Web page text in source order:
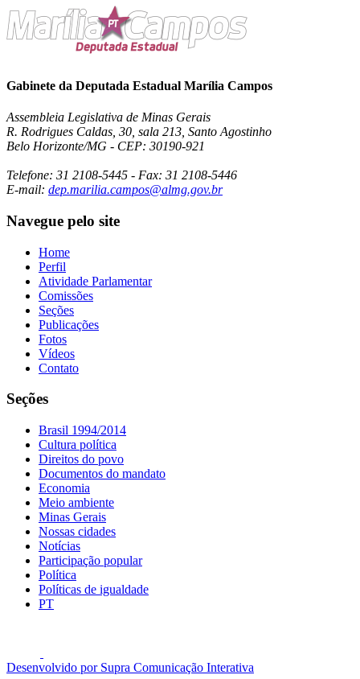
Gabinete da Deputada Estadual Marília Campos
Assembleia Legislativa de Minas Gerais
R. Rodrigues Caldas, 30, sala 213, Santo Agostinho
Belo Horizonte/MG - CEP: 30190-921
Telefone: 31 2108-5445 - Fax: 31 2108-5446
E-mail: dep.marilia.campos@almg.gov.br
Navegue pelo site
Home
Perfil
Atividade Parlamentar
Comissões
Seções
Publicações
Fotos
Vídeos
Contato
Seções
Brasil 1994/2014
Cultura política
Direitos do povo
Documentos do mandato
Economia
Meio ambiente
Minas Gerais
Nossas cidades
Notícias
Participação popular
Política
Políticas de igualdade
PT
Desenvolvido por Supra Comunicação Interativa